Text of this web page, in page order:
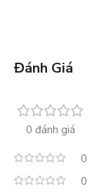
Đánh Giá
0 đánh giá
0
0